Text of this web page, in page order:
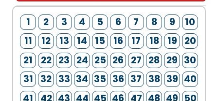
1 2 3 4 5 6 7 8 9
10
11
12 13 14 15 16 17 18 19
20
21
22 23 24 25 26 27 28 29 30
31
32 33 34 35 36 37 38 39 40
41
42 43 44 45 46 47 48 49 50